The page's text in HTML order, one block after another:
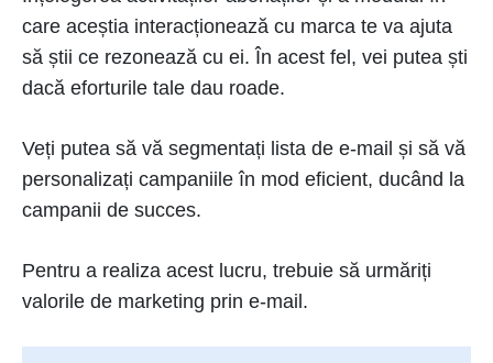
care aceștia interacționează cu marca te va ajuta
să știi ce rezonează cu ei. În acest fel, vei putea ști
dacă eforturile tale dau roade.
Veți putea să vă segmentați lista de e-mail și să vă
personalizați campaniile în mod eficient, ducând la
campanii de succes.
Pentru a realiza acest lucru, trebuie să urmăriți
valorile de marketing prin e-mail.